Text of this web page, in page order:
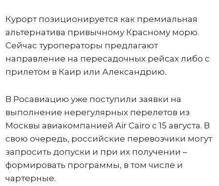
Курорт позиционируется как премиальная
альтернатива привычному Красному морю.
Сейчас туроператоры предлагают
направление на пересадочных рейсах либо с
прилетом в Каир или Александрию.
В Росавиацию уже поступили заявки на
выполнение нерегулярных перелетов из
Москвы авиакомпанией Air Cairo с 15 августа. В
свою очередь, российские перевозчики могут
запросить допуски и при их получении –
формировать программы, в том числе и
чартерные.